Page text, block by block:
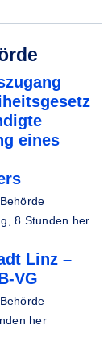
eines
8 Stunden her
Linz –
VG
her